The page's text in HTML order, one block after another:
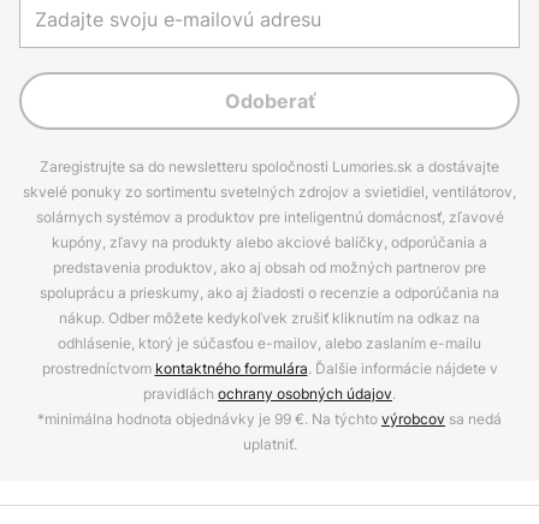
Odoberať
Zaregistrujte sa do newsletteru spoločnosti Lumories.sk a dostávajte
skvelé ponuky zo sortimentu svetelných zdrojov a svietidiel, ventilátorov,
solárnych systémov a produktov pre inteligentnú domácnosť, zľavové
kupóny, zľavy na produkty alebo akciové balíčky, odporúčania a
predstavenia produktov, ako aj obsah od možných partnerov pre
spoluprácu a prieskumy, ako aj žiadosti o recenzie a odporúčania na
nákup. Odber môžete kedykoľvek zrušiť kliknutím na odkaz na
odhlásenie, ktorý je súčasťou e-mailov, alebo zaslaním e-mailu
prostredníctvom kontaktného formulára. Ďalšie informácie nájdete v
pravidlách ochrany osobných údajov.
*minimálna hodnota objednávky je 99 €. Na týchtovýrobcov sa nedá
uplatniť.